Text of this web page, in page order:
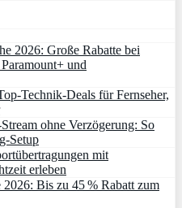
2026: Große Rabatte bei
und
Technik-Deals für Fernseher,
ohne Verzögerung: So
Setup
mit
erleben
Bis zu 45 % Rabatt zum